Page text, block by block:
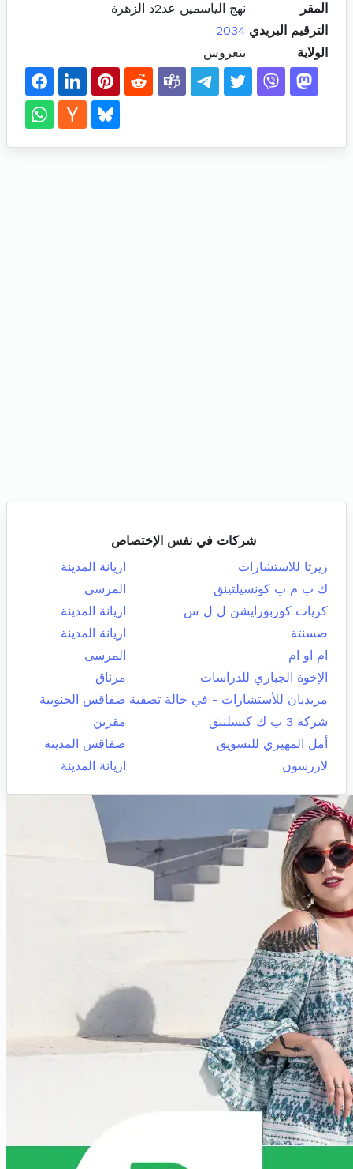
المقر
نهج الياسمين عد2د الزهرة
الترقيم البريدي 2034
الولاية
بنعروس
شركات في نفس الإختصاص
زيرتا للاستشارات
اريانة المدينة
ك ب م ب كونسيلتينق
المرسى
كريات كوربورايشن ل ل س
اريانة المدينة
صسنتة
اريانة المدينة
ام او ام
المرسى
الإخوة الجباري للدراسات
مرناق
مريديان للأستشارات - في حالة تصفية صفاقس الجنوبية
شركة 3 ب ك كنسلتنق
مقرين
أمل المهيري للتسويق
صفاقس المدينة
لازرسون
اريانة المدينة